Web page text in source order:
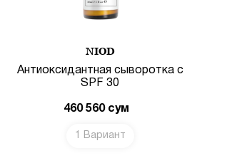
NIOD
Антиоксидантная сыворотка c
SPF 30
460 560сум
1 Вариант